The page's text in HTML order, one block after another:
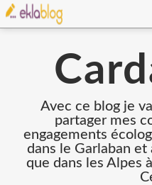
Avec ce blog je
partager mes
engagements
dans le Garlaban
que dans les Alpes